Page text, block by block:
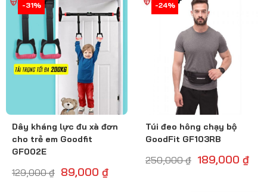
-32%
Dây kháng lực đu xà đơn
cho trẻ em Goodfit
GF002E
129,000₫ 89,000 ₫
-31% -25%
Túi đeo hông chạy bộ
GoodFit GF103RB
250,000₫ 189,000 ₫
-24%